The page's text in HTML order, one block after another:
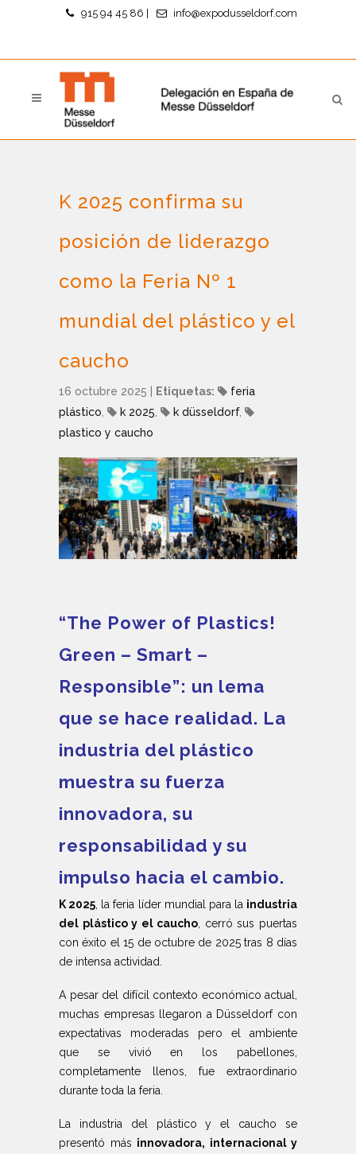
915 94 45 86 info@expodusseldorf.com
K 2025 confirma su
posición de liderazgo
como la Feria Nº 1
mundial del plástico y el
caucho
16 octubre 2025 Etiquetas:
feria
plástico
k 2025 k düsseldorf,
plastico y caucho
“The Power of Plastics!
Green – Smart –
Responsible”: un lema
que se hace realidad. La
industria del plástico
muestra su fuerza
innovadora, su
responsabilidad y su
impulso hacia el cambio.
K 2025 , la feria líder mundial para la industria
del plástico y el caucho , cerró sus puertas
con éxito el 15 de octubre de 2025 tras 8 días
de intensa actividad.
A pesar del difícil contexto económico actual,
muchas empresas llegaron a Düsseldorf con
expectativas moderadas pero el ambiente
que se vivió en los pabellones,
completamente llenos, fue extraordinario
durante toda la feria.
La industria del plástico y el caucho se
presentó más innovadora, internacional y